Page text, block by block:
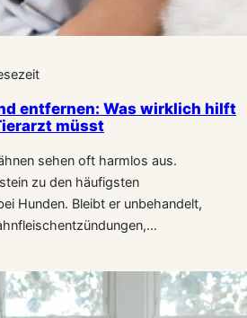
entfernen: Was wirklich hilft
müsst
sehen oft harmlos aus.
zu den häufigsten
Hunden. Bleibt er unbehandelt,